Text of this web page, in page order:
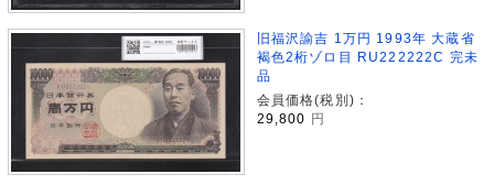
旧福沢諭吉 1万円 1993年 大蔵省
褐色2桁ゾロ目 RU222222C 完未
品
会員価格(税別)：
29,800
円